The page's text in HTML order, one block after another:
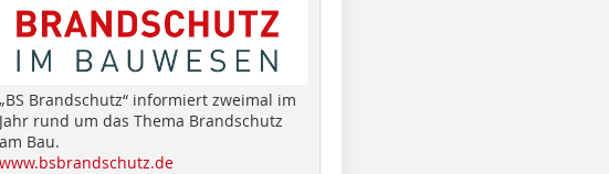
„BS Brandschutz“ informiert zweimal im
Jahr rund um das Thema Brandschutz
am Bau.
www.bsbrandschutz.de